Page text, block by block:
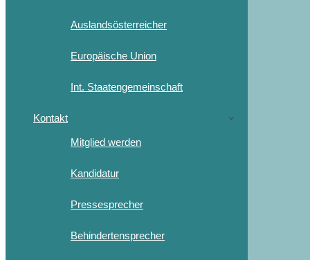
Auslandsösterreicher
Europäische Union
Int. Staatengemeinschaft
Kontakt
Mitglied werden
Kandidatur
Pressesprecher
Behindertensprecher